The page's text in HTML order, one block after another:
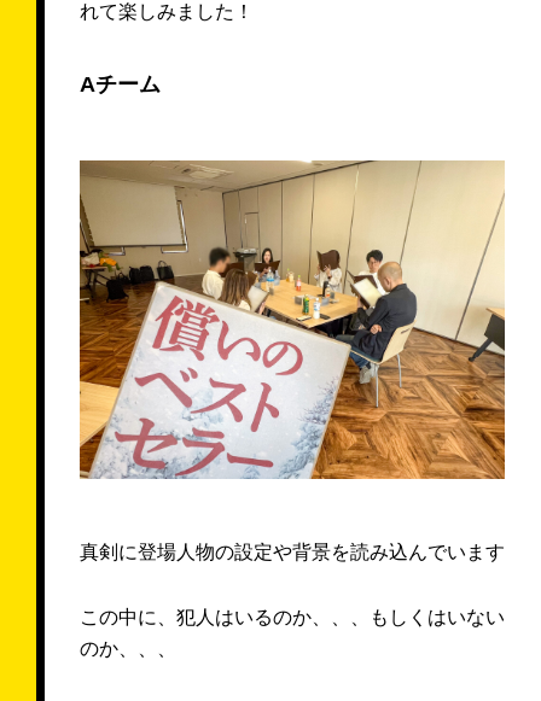
れて楽しみました！
Aチーム
真剣に登場人物の設定や背景を読み込んでいます
この中に、犯人はいるのか、、、もしくはいない
のか、、、